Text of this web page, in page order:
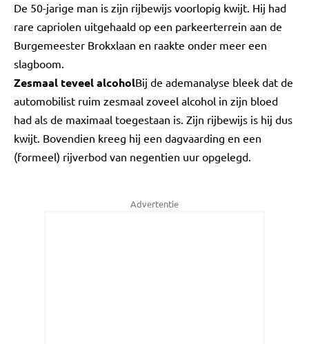
De 50-jarige man is zijn rijbewijs voorlopig kwijt. Hij had
rare capriolen uitgehaald op een parkeerterrein aan de
Burgemeester Brokxlaan en raakte onder meer een
slagboom.
Zesmaal teveel alcoholBij de ademanalyse bleek dat de
automobilist ruim zesmaal zoveel alcohol in zijn bloed
had als de maximaal toegestaan is. Zijn rijbewijs is hij dus
kwijt. Bovendien kreeg hij een dagvaarding en een
(formeel) rijverbod van negentien uur opgelegd.
Advertentie